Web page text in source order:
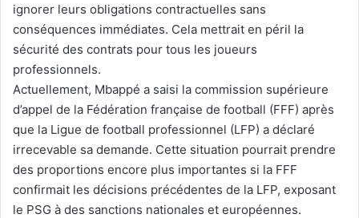
ignorer leurs obligations contractuelles sans
conséquences immédiates. Cela mettrait en péril la
sécurité des contrats pour tous les joueurs
professionnels.
Actuellement, Mbappé a saisi la commission supérieure
d’appel de la Fédération française de football (FFF) après
que la Ligue de football professionnel (LFP) a déclaré
irrecevable sa demande. Cette situation pourrait prendre
des proportions encore plus importantes si la FFF
confirmait les décisions précédentes de la LFP, exposant
le PSG à des sanctions nationales et européennes.